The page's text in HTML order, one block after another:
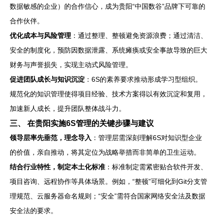
数据敏感的企业）的合作信心，成为贵阳“中国数谷”品牌下可靠的
合作伙伴。
优化成本与风险管理 ：通过整理、整顿避免资源浪费；通过清洁、
安全的制度化，预防因数据泄露、系统瘫痪或安全事故导致的巨大
财务与声誉损失，实现主动式风险管理。
促进团队成长与知识沉淀 ：6S的素养要求推动形成学习型组织。
规范化的知识管理使得项目经验、技术方案得以有效沉淀和复用，
加速新人成长，提升团队整体战斗力。
三、 在贵阳实施6S管理的关键步骤与建议
领导层率先垂范，理念导入 ：管理层需深刻理解6S对知识型企业
的价值，亲自推动，将其定位为战略举措而非简单的卫生运动。
结合行业特性，制定本土化标准 ：标准制定需紧密贴合软件开发、
项目咨询、远程协作等具体场景。例如，“整顿”可细化到Git分支管
理规范、云服务器命名规则；“安全”需符合国家网络安全法及数据
安全法的要求。